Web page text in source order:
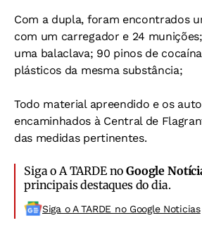
Com a dupla, foram encontrados
com um carregador e 24
uma balaclava; 90 pinos de
plásticos da mesma substância;
Todo material apreendido e os
encaminhados à Central de
das medidas pertinentes.
Siga o A TARDE noGoogle
principais destaques do dia.
Siga o A TARDE no Google Noticias